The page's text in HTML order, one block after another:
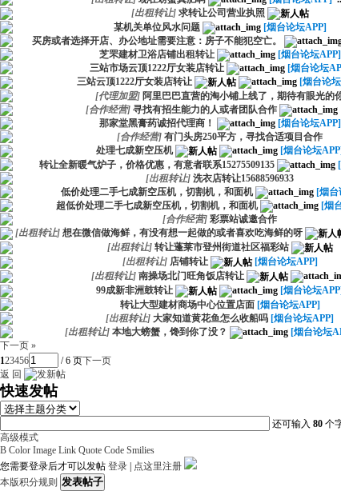
[出租转让] 求转让公司营业执照
某机关单位风水问题
[烟台论坛APP]
买房或者选择开店、办公地址需要注意：房子不能犯空亡。
芝罘建材卫浴店铺出租转让
[烟台论坛APP]
三站市场云顶1222厅女装店转让
[烟台论坛
三站云顶1222厅女装店转让
[烟台论
[代理加盟] 阿里巴巴直营的淘小铺上线了，期待有眼光的
[合作经营] 寻找有招生能力的人或者团队合作
那家堂黑膏药诚招代理商！
[烟台论坛APP]
[合作经营] 有门头房250平方，寻找合适项目合作
处理七成新空压机
[烟台论坛APP]
转让全新暖气炉子，价格优惠，有意者联系15275509135
[出租转让] 洗衣店转让15688596933
低价处理二手七成新空压机，切割机，和面机
[烟台
超低价处理二手七成新空压机，切割机，和面机
[烟
[合作经营] 彩票站诚邀合作
[出租转让] 想在微信做海鲜，有没有想一起做的或者喜欢吃海鲜的呀
[出租转让] 转让蓬莱市登州街道社区福彩站
[出租转让] 店铺转让 [烟台论坛APP]
[出租转让] 南操场北门旺角饭店转让
99成新非洲鼓转让
[烟台论坛APP]
转让大型建材商场中心位置店面 [烟台论坛APP]
[出租转让] 大家知道黄花鱼怎么收船吗 [烟台论坛APP]
[出租转让] 本地大螃蟹，馋到你了没？ [烟台论坛
下一页 »
123456 / 6 页下一页
返 回
快速发帖
还可输入80 个
高级模式
B Color Image Link Quote Code Smilies
您需要登录后才可以发帖 登录
点这里注册
本版积分规则 发表帖子